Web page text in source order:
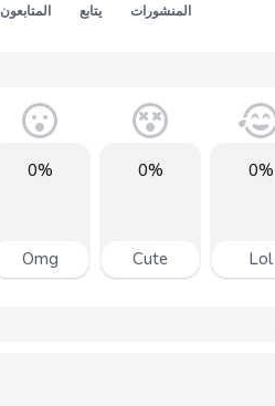
المنشورات يتابع المتابعون
0%
Lol
0%
Cute
0%
Omg